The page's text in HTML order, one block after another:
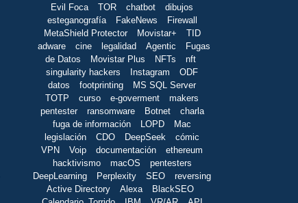
Evil Foca
TOR chatbot
dibujos
esteganografía
FakeNews
Firewall
MetaShield Protector
Movistar+
TID
adware
cine legalidad Agentic
Fugas
de Datos
Movistar Plus NFTs
nft
singularity hackers
Instagram
ODF
datos
footprinting
MS SQL Server
TOTP
curso e-goverment
makers
pentester
ransomware Botnet
charla
fuga de información
LOPD
Mac
legislación
CDO DeepSeek
cómic
VPN
Voip documentación
ethereum
hacktivismo
macOS
pentesters
DeepLearning
Perplexity SEO
reversing
Active Directory
Alexa
BlackSEO